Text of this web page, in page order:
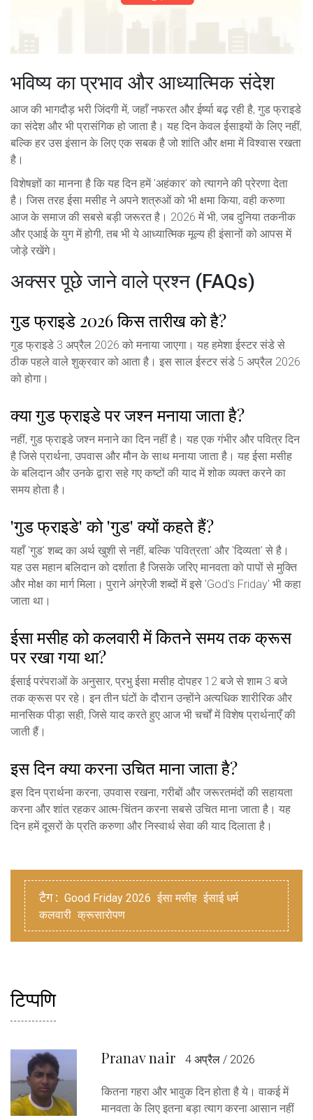
भविष्य का प्रभाव और आध्यात्मिक संदेश
आज की भागदौड़ भरी जिंदगी में, जहाँ नफरत और ईर्ष्या बढ़ रही है, गुड फ्राइडे
का संदेश और भी प्रासंगिक हो जाता है। यह दिन केवल ईसाइयों के लिए नहीं,
बल्कि हर उस इंसान के लिए एक सबक है जो शांति और क्षमा में विश्वास रखता
है।
विशेषज्ञों का मानना है कि यह दिन हमें 'अहंकार' को त्यागने की प्रेरणा देता
है। जिस तरह ईसा मसीह ने अपने शत्रुओं को भी क्षमा किया, वही करुणा
आज के समाज की सबसे बड़ी जरूरत है। 2026 में भी, जब दुनिया तकनीक
और एआई के युग में होगी, तब भी ये आध्यात्मिक मूल्य ही इंसानों को आपस में
जोड़े रखेंगे।
अक्सर पूछे जाने वाले प्रश्न (FAQs)
गुड फ्राइडे 2026 किस तारीख को है?
गुड फ्राइडे 3 अप्रैल 2026 को मनाया जाएगा। यह हमेशा ईस्टर संडे से
ठीक पहले वाले शुक्रवार को आता है। इस साल ईस्टर संडे 5 अप्रैल 2026
को होगा।
क्या गुड फ्राइडे पर जश्न मनाया जाता है?
नहीं, गुड फ्राइडे जश्न मनाने का दिन नहीं है। यह एक गंभीर और पवित्र दिन
है जिसे प्रार्थना, उपवास और मौन के साथ मनाया जाता है। यह ईसा मसीह
के बलिदान और उनके द्वारा सहे गए कष्टों की याद में शोक व्यक्त करने का
समय होता है।
'गुड फ्राइडे' को 'गुड' क्यों कहते हैं?
यहाँ 'गुड' शब्द का अर्थ खुशी से नहीं, बल्कि 'पवित्रता' और 'दिव्यता' से है।
यह उस महान बलिदान को दर्शाता है जिसके जरिए मानवता को पापों से मुक्ति
और मोक्ष का मार्ग मिला। पुराने अंग्रेजी शब्दों में इसे 'God's Friday' भी कहा
जाता था।
ईसा मसीह को कलवारी में कितने समय तक क्रूस
पर रखा गया था?
ईसाई परंपराओं के अनुसार, प्रभु ईसा मसीह दोपहर 12 बजे से शाम 3 बजे
तक क्रूस पर रहे। इन तीन घंटों के दौरान उन्होंने अत्यधिक शारीरिक और
मानसिक पीड़ा सही, जिसे याद करते हुए आज भी चर्चों में विशेष प्रार्थनाएँ की
जाती हैं।
इस दिन क्या करना उचित माना जाता है?
इस दिन प्रार्थना करना, उपवास रखना, गरीबों और जरूरतमंदों की सहायता
करना और शांत रहकर आत्म-चिंतन करना सबसे उचित माना जाता है। यह
दिन हमें दूसरों के प्रति करुणा और निस्वार्थ सेवा की याद दिलाता है।
टैग : Good Friday 2026 ईसा मसीह ईसाई धर्म
कलवारी क्रूसारोपण
टिप्पणि
Pranav nair 4 अप्रैल / 2026
कितना गहरा और भावुक दिन होता है ये। वाकई में
मानवता के लिए इतना बड़ा त्याग करना आसान नहीं